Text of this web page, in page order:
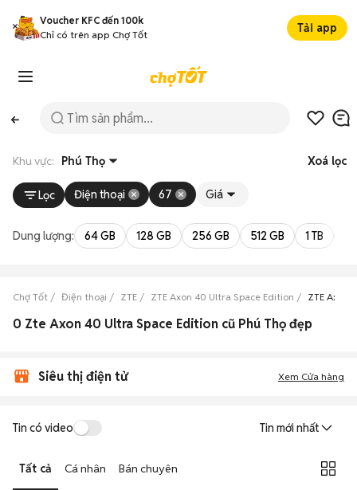
Voucher KFC đến 100k
Chỉ có trên app Chợ Tốt
Tải app
Khu vực: Phú Thọ Xoá lọc
Lọc Điện thoại 67 Giá
Dung lượng: 64 GB 128 GB 256 GB 512 GB 1 TB
Chợ Tốt Điện thoại ZTE ZTE Axon 40 Ultra Space Edition ZTE Axon
0 Zte Axon 40 Ultra Space Edition cũ Phú Thọ đẹp
Siêu thị điện tử Xem Cửa hàng
Tin có video Tin mới nhất
Tất cả Cá nhân Bán chuyên